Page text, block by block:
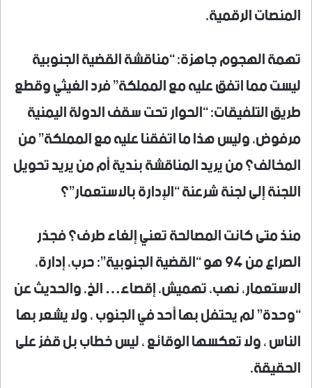
المنصات الرقمية.
تهمة الهجوم جاهزة: “مناقشة القضية الجنوبية
ليست مما اتفق عليه مع المملكة” فرد الغيثي وقطع
طريق التلفيقات: “الحوار تحت سقف الدولة اليمنية
مرفوض، وليس هذا ما اتفقنا عليه مع المملكة” من
المخالف؟ من يريد المناقشة بندية أم من يريد تحويل
اللجنة إلى لجنة شرعنة “الإدارة بالاستعمار”؟
منذ متى كانت المصالحة تعني إلغاء طرف؟ فجذر
الصراع من 94 هو “القضية الجنوبية”: حرب، إدارة،
الاستعمار، نهب، تهميش، إقصاء… الخ. والحديث عن
“وحدة” لم يحتفل بها أحد في الجنوب ، ولا يشعر بها
الناس ، ولا تعكسها الوقائع ، ليس خطاب بل قفز على
الحقيقة.